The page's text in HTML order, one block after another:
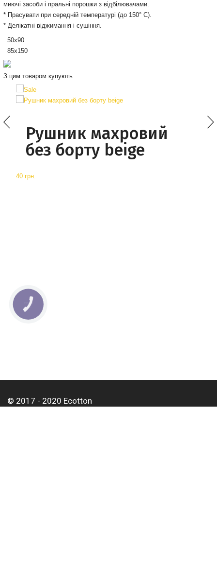
миючі засоби і пральні порошки з відбілювачами.
* Прасувати при середній температурі (до 150° С).
* Делікатні віджимання і сушіння.
50х90
85х150
З цим товаром купують
Рушник махровий
без борту beige
40 грн.
© 2017 - 2020 Ecotton
КНОПКА
СВЯЗИ